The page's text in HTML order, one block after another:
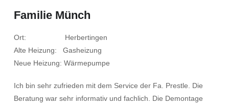
Familie Münch
Ort: Herbertingen
Alte Heizung: Gasheizung
Neue Heizung: Wärmepumpe
Ich bin sehr zufrieden mit dem Service der Fa. Prestle. Die
Beratung war sehr informativ und fachlich. Die Demontage